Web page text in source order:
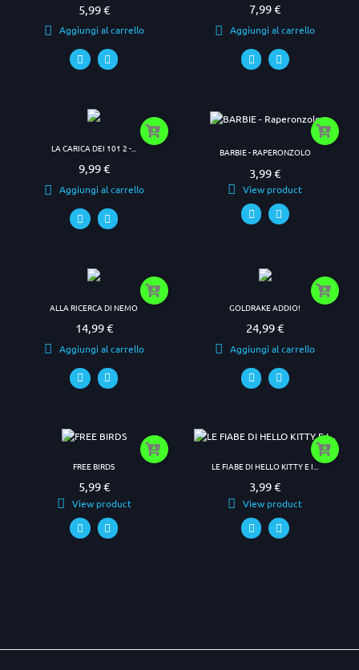
Prezzo
5,99 €
Aggiungi al carrello
Prezzo
7,99 €
Aggiungi al carrello
LA CARICA DEI 101 2 -...
Prezzo
9,99 €
Aggiungi al carrello
BARBIE - RAPERONZOLO
Prezzo
3,99 €
View product
ALLA RICERCA DI NEMO
Prezzo
14,99 €
Aggiungi al carrello
GOLDRAKE ADDIO!
Prezzo
24,99 €
Aggiungi al carrello
FREE BIRDS
Prezzo
5,99 €
View product
LE FIABE DI HELLO KITTY E I...
Prezzo
3,99 €
View product